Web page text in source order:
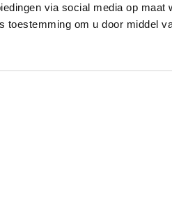
via social media op
toestemming om u door middel